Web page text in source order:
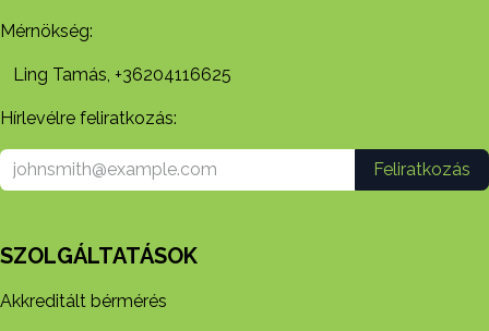
Mérnökség:
Ling Tamás, +36204116625
Hírlevélre feliratkozás:
Feliratkozás
SZOLGÁLTATÁSOK
Akkreditált bérmérés